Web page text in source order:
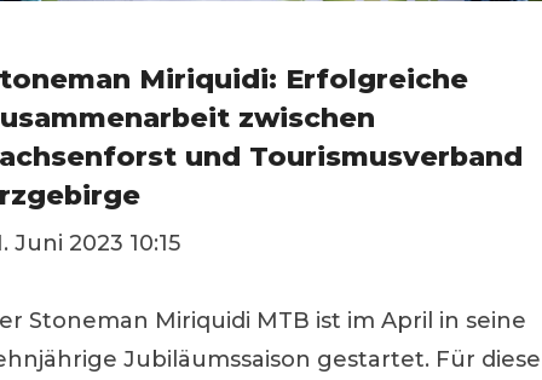
Miriquidi: Erfolgreiche
zwischen
und Tourismusverband
Juni 2023 10:15
Stoneman Miriquidi MTB ist im April in seine
Jubiläumssaison gestartet. Für diese